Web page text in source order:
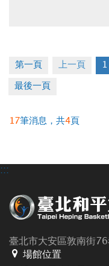
3.承租人印章
4.租金(全日
如有剩餘車位將於
第一頁 上一頁 1
最後一頁
17筆消息，共4 頁
:::
臺北市大安區敦南街
場館位置